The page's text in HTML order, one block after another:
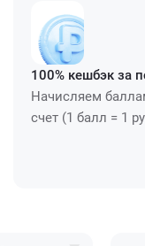
100% кешбэк за
Начисляем
счет (1 балл = 1